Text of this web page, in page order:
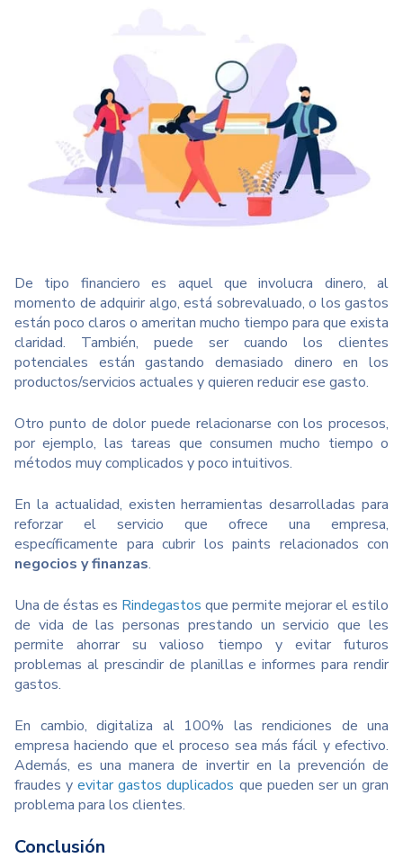
De tipo financiero es aquel que involucra dinero, al
momento de adquirir algo, está sobrevaluado, o los gastos
están poco claros o ameritan mucho tiempo para que exista
claridad. También, puede ser cuando los clientes
potenciales están gastando demasiado dinero en los
productos/servicios actuales y quieren reducir ese gasto.
Otro punto de dolor puede relacionarse con los procesos,
por ejemplo, las tareas que consumen mucho tiempo o
métodos muy complicados y poco intuitivos.
En la actualidad, existen herramientas desarrolladas para
reforzar el servicio que ofrece una empresa,
específicamente para cubrir los paints relacionados con
negocios y finanzas.
Una de éstas es Rindegastos que permite mejorar el estilo
de vida de las personas prestando un servicio que les
permite ahorrar su valioso tiempo y evitar futuros
problemas al prescindir de planillas e informes para rendir
gastos.
En cambio, digitaliza al 100% las rendiciones de una
empresa haciendo que el proceso sea más fácil y efectivo.
Además, es una manera de invertir en la prevención de
fraudes yevitar gastos duplicados que pueden ser un gran
problema para los clientes.
Conclusión